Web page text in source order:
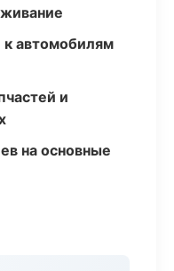
автомобилям
и
на основные